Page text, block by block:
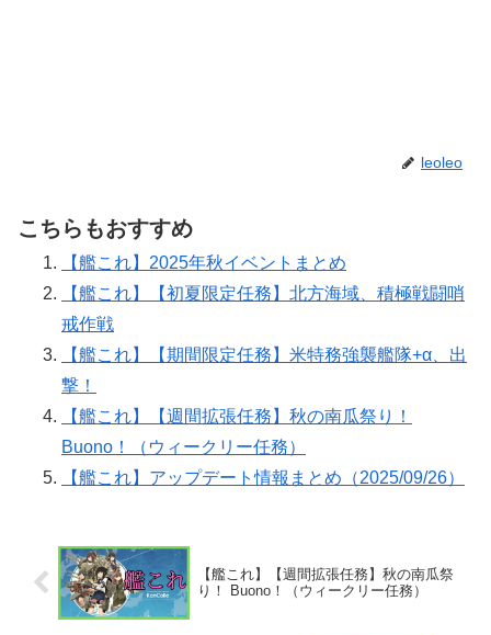
leoleo
こちらもおすすめ
【艦これ】2025年秋イベントまとめ
【艦これ】【初夏限定任務】北方海域、積極戦闘哨
戒作戦
【艦これ】【期間限定任務】米特務強襲艦隊+α、出
撃！
【艦これ】【週間拡張任務】秋の南瓜祭り！
Buono！（ウィークリー任務）
【艦これ】アップデート情報まとめ（2025/09/26）
【艦これ】【週間拡張任務】秋の南瓜祭
り！ Buono！（ウィークリー任務）